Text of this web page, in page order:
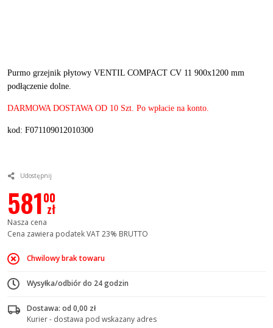
Purmo grzejnik płytowy VENTIL COMPACT CV 11 900x1200 mm
podłączenie dolne.
DARMOWA DOSTAWA OD 10 Szt. Po wpłacie na konto.
kod: F071109012010300
Udostępnij
58100
zł
Nasza cena
Cena zawiera podatek VAT 23% BRUTTO
Chwilowy brak towaru
Wysyłka/odbiór do 24 godzin
Dostawa: od 0,00 zł
Kurier - dostawa pod wskazany adres